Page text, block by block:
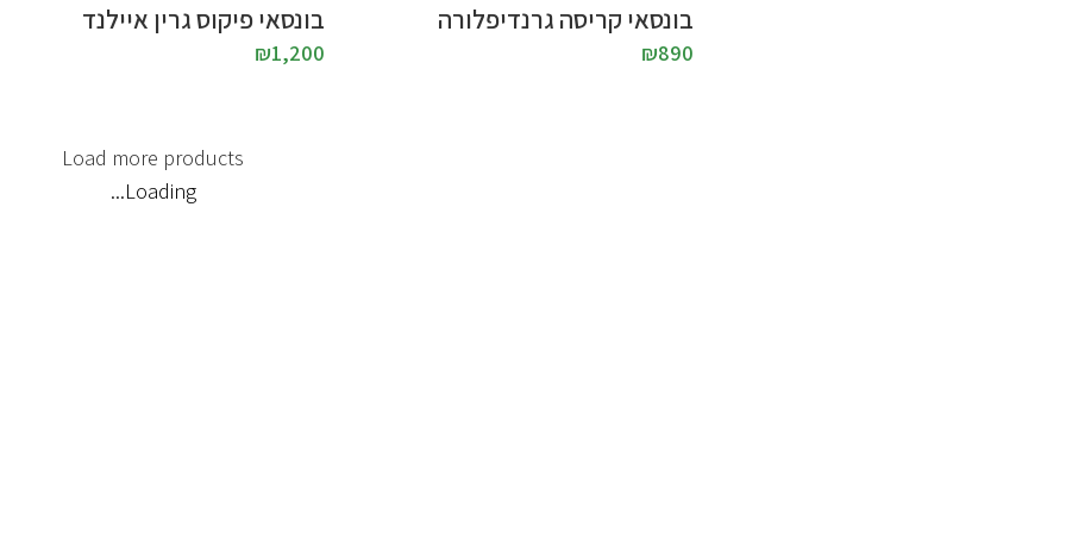
בונסאי קריסה גרנדיפלורה
₪890
בונסאי פיקוס גרין איילנד
₪1,200
Load more products
Loading...